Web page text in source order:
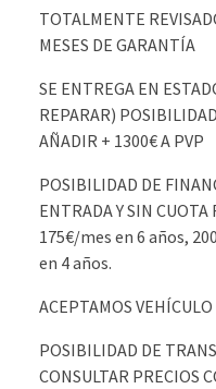
TOTALMENTE
MESES DE GARANTÍA
SE ENTREGA EN
REPARAR)
AÑADIR + 1300€ A PVP
POSIBILIDAD DE
ENTRADA Y SIN
175€/mes en 6 años,
en 4 años.
ACEPTAMOS
POSIBILIDAD DE
CONSULTAR PRECIOS